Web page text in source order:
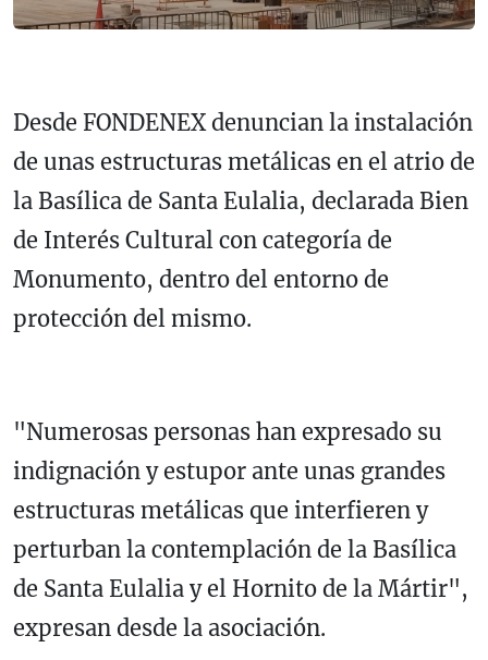
Desde FONDENEX denuncian la instalación
de unas estructuras metálicas en el atrio de
la Basílica de Santa Eulalia, declarada Bien
de Interés Cultural con categoría de
Monumento, dentro del entorno de
protección del mismo.
"Numerosas personas han expresado su
indignación y estupor ante unas grandes
estructuras metálicas que interfieren y
perturban la contemplación de la Basílica
de Santa Eulalia y el Hornito de la Mártir",
expresan desde la asociación.